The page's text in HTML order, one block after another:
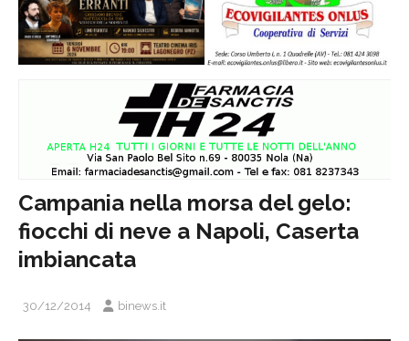
Campania nella morsa del gelo:
fiocchi di neve a Napoli, Caserta
imbiancata
30/12/2014 binews.it